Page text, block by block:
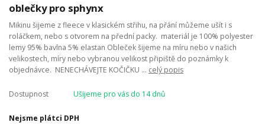
oblečky pro sphynx
Mikinu šijeme z fleece v klasickém střihu, na přání můžeme ušít i s
roláčkem, nebo s otvorem na přední packy. materiál je 100% polyester
lemy 95% bavlna 5% elastan Obleček šijeme na míru nebo v našich
velikostech, míry nebo vybranou velikost připiště do poznámky k
objednávce. NENECHÁVEJTE KOČIČKU ... celý popis
Dostupnost Ušijeme pro vás do 14 dnů
Nejsme plátci DPH